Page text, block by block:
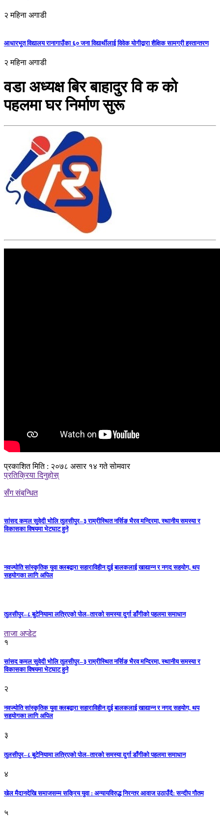
२ महिना अगाडी
आधारभूत विद्यालय रानागाउँका ६० जना विद्यार्थीलाई विवेक योगीद्वारा शैक्षिक सामग्री हस्तान्तरण
२ महिना अगाडी
वडा अध्यक्ष बिर बाहादुर वि क काे
पहलमा घर निर्माण सुरू
प्रकाशित मिति : २०७८ असार १४ गते सोमवार
प्रतिक्रिया दिनुहोस्
सँग संबन्धित
सांसद कमल सुवेदी भोलि तुलसीपुर–३ राम्रीस्थित नर्सिङ भैरव मन्दिरमा, स्थानीय समस्या र
विकासका विषयमा भेटघाट हुने
नवज्योति सांस्कृतिक युवा क्लबद्वारा सहाराविहीन दुई बालकलाई खाद्यान्न र नगद सहयोग, थप
सहयोगका लागि अपिल
तुलसीपुर–८ बुटेनियामा लत्रिएको पोल–तारको समस्या दुर्गा डाँगीको पहलमा समाधान
ताजा अप्डेट
१
सांसद कमल सुवेदी भोलि तुलसीपुर–३ राम्रीस्थित नर्सिङ भैरव मन्दिरमा, स्थानीय समस्या र
विकासका विषयमा भेटघाट हुने
२
नवज्योति सांस्कृतिक युवा क्लबद्वारा सहाराविहीन दुई बालकलाई खाद्यान्न र नगद सहयोग, थप
सहयोगका लागि अपिल
३
तुलसीपुर–८ बुटेनियामा लत्रिएको पोल–तारको समस्या दुर्गा डाँगीको पहलमा समाधान
४
खेल मैदानदेखि समाजसम्म सक्रिय युवा : अन्यायविरुद्ध निरन्तर आवाज उठाउँदै: सन्दीप गौतम
५